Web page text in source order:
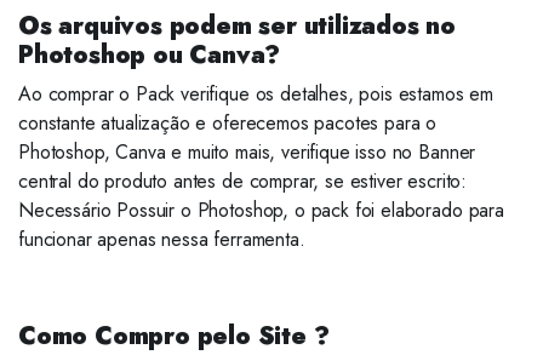
Os arquivos podem ser utilizados no
Photoshop ou Canva?
Ao comprar o Pack verifique os detalhes, pois estamos em
constante atualização e oferecemos pacotes para o
Photoshop, Canva e muito mais, verifique isso no Banner
central do produto antes de comprar, se estiver escrito:
Necessário Possuir o Photoshop, o pack foi elaborado para
funcionar apenas nessa ferramenta.
Como Compro pelo Site ?